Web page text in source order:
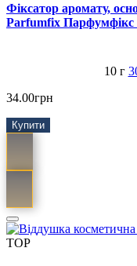
Фіксатор аромату,
Parfumfix Парфумфікс
10 г
34.00грн
Купити
TOP